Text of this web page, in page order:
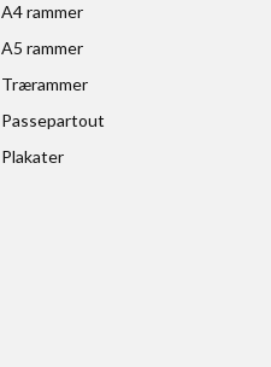
A4 rammer
A5 rammer
Trærammer
Passepartout
Plakater